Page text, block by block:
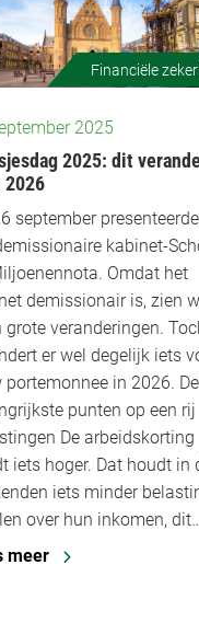
Financiële
2025
2025: dit
2026
september presenteerde
kabinet-
Omdat het
demissionair is, zien
grote veranderingen.
er wel degelijk iets
portemonnee in 2026. De
punten op een rij
De arbeidskorting
iets hoger. Dat houdt in
iets minder
over hun inkomen,
meer